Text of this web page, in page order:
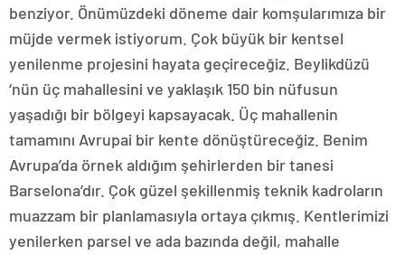
benziyor. Önümüzdeki döneme dair komşularımıza bir
müjde vermek istiyorum. Çok büyük bir kentsel
yenilenme projesini hayata geçireceğiz. Beylikdüzü
‘nün üç mahallesini ve yaklaşık 150 bin nüfusun
yaşadığı bir bölgeyi kapsayacak. Üç mahallenin
tamamını Avrupai bir kente dönüştüreceğiz. Benim
Avrupa’da örnek aldığım şehirlerden bir tanesi
Barselona’dır. Çok güzel şekillenmiş teknik kadroların
muazzam bir planlamasıyla ortaya çıkmış. Kentlerimizi
yenilerken parsel ve ada bazında değil, mahalle